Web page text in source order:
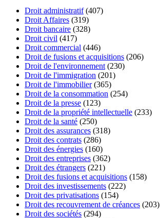
Droit administratif(407)
Droit Affaires (319)
Droit bancaire (328)
Droit civil (417)
Droit commercial (446)
Droit de fusions et acquisitions (206)
Droit de l'environnement (230)
Droit de l'immigration (201)
Droit de l'immobilier(365)
Droit de la consommation (254)
Droit de la presse (123)
Droit de la propriété intellectuelle (233)
Droit de la santé (250)
Droit des assurances (318)
Droit des contrats (286)
Droit des énergies (160)
Droit des entreprises (362)
Droit des étrangers (221)
Droit des fusions et acquisitions (158)
Droit des investissements (222)
Droit des privatisations (154)
Droit des recouvrement de créances (203)
Droit des sociétés (294)